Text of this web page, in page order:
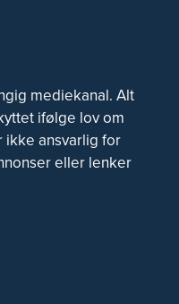
mediekanal. Alt
ifølge lov om
ikke ansvarlig for
eller lenker